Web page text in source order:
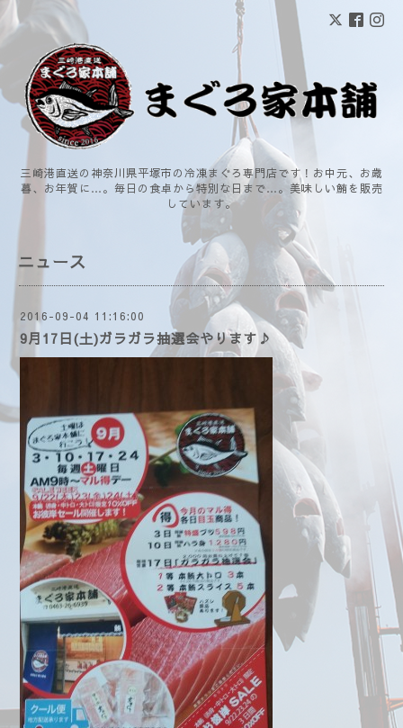
三崎港直送の神奈川県平塚市の冷凍まぐろ専門店です！お中元、お歳
暮、お年賀に…。毎日の食卓から特別な日まで…。美味しい鮪を販売
しています。
ニュース
2016-09-04 11:16:00
9月17日(土)ガラガラ抽選会やります♪